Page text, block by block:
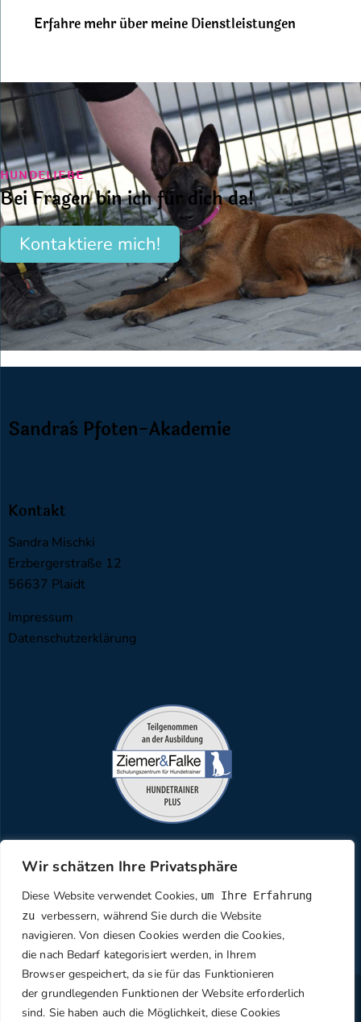
Wir schätzen Ihre Privatsphäre
Diese Website verwendet Cookies, um Ihre Erfahrung
zuverbessern, während Sie durch die Website
navigieren. Von diesen Cookies werden die Cookies,
die nach Bedarf kategorisiert werden, in Ihrem
Browser gespeichert, da sie für das Funktionieren
der grundlegenden Funktionen der Website erforderlich
sind. Sie haben auch die Möglichkeit, diese Cookies
Erfahre mehr über meine Dienstleistungen
HUNDELIEBE
Bei Fragen bin ich für dich da!
Kontaktiere mich!
Sandra`s Pfoten-Akademie
Kontakt
Sandra Mischki
Erzbergerstraße 12
56637 Plaidt
Impressum
Datenschutzerklärung
Bei Fragen kontaktiere mich!
info@sandraspfotenakademie.de
Mobil:
0160 1814949
WEBDESIGN Made with ♡ bydesignart-
agentur.de